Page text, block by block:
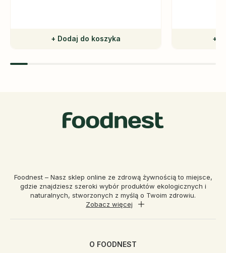
+ Dodaj do koszyka +
Foodnest – Nasz sklep online ze zdrową żywnością to miejsce,
gdzie znajdziesz szeroki wybór produktów ekologicznych i
naturalnych, stworzonych z myślą o Twoim zdrowiu.
Zobacz więcej
O FOODNEST